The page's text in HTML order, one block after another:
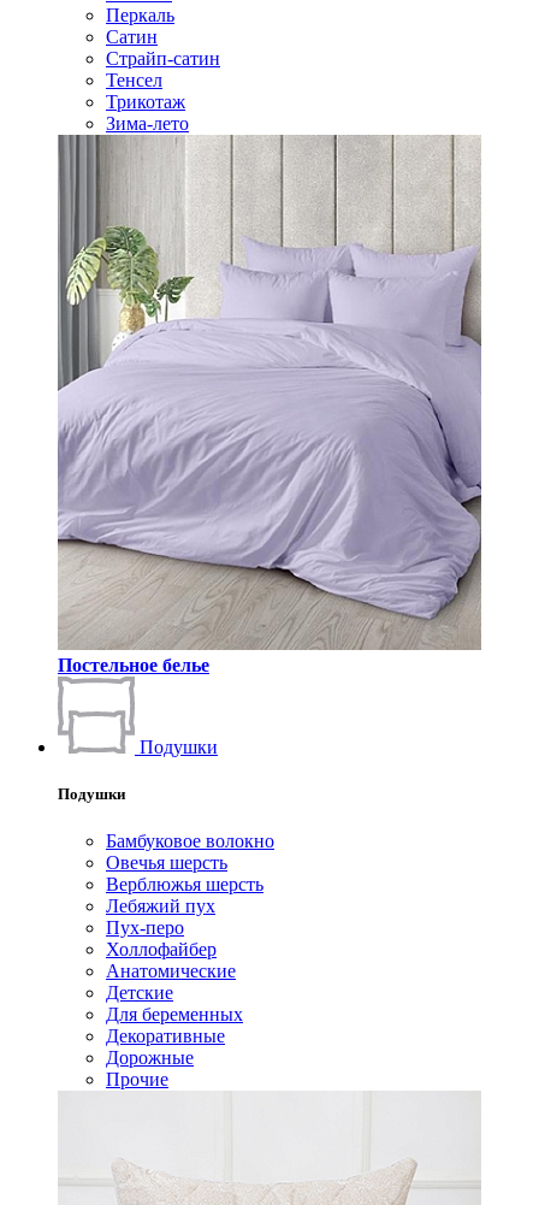
Перкаль
Сатин
Страйп-сатин
Тенсел
Трикотаж
Зима-лето
Постельное белье
Подушки
Подушки
Бамбуковое волокно
Овечья шерсть
Верблюжья шерсть
Лебяжий пух
Пух-перо
Холлофайбер
Анатомические
Детские
Для беременных
Декоративные
Дорожные
Прочие